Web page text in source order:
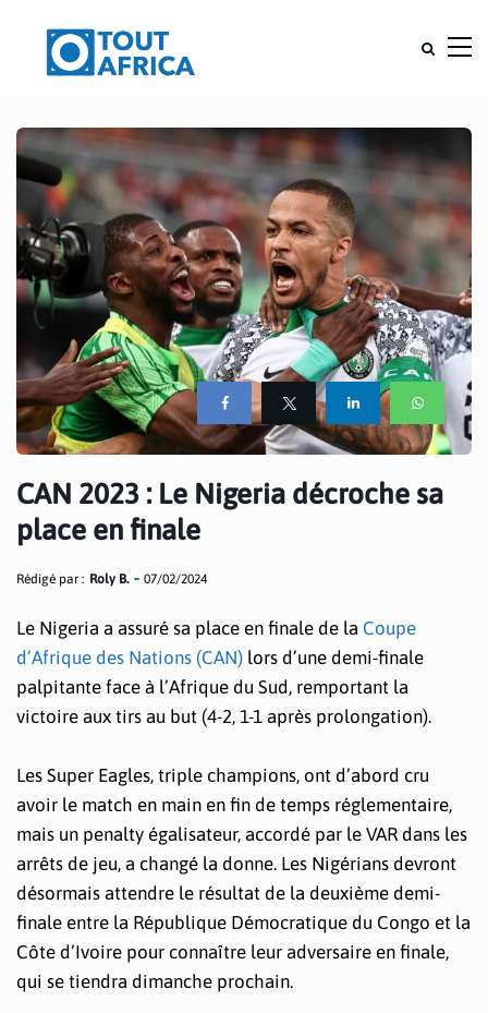
CAN 2023 : Le Nigeria décroche sa
place en finale
Rédigé par : Roly B. 07/02/2024
Le Nigeria a assuré sa place en finale de la Coupe
d’Afrique des Nations (CAN) lors d’une demi-finale
palpitante face à l’Afrique du Sud, remportant la
victoire aux tirs au but (4-2, 1-1 après prolongation).
Les Super Eagles, triple champions, ont d’abord cru
avoir le match en main en fin de temps réglementaire,
mais un penalty égalisateur, accordé par le VAR dans les
arrêts de jeu, a changé la donne. Les Nigérians devront
désormais attendre le résultat de la deuxième demi-
finale entre la République Démocratique du Congo et la
Côte d’Ivoire pour connaître leur adversaire en finale,
qui se tiendra dimanche prochain.